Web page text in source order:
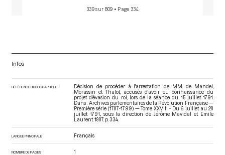
339 sur 809 • Page 334
Infos
RÉFÉRENCE BIBLIOGRAPHIQUE
Décision de procéder à l'arrestation de MM. de Mandel,
Morassin et Thalot, accusés d'avoir eu connaissance du
projet d'évasion du roi, lors de la séance du 15 juillet 1791.
Dans : Archives parlementaires de la Révolution Française —
Première série (1787-1799) — Tome XXVIII - Du 6 juillet au 28
juillet 1791.
, sous la direction de Jérôme Mavidal et Emile
Laurent. 1887. p. 334.
LANGUE PRINCIPALE Français
NOMBRE DE PAGES 1